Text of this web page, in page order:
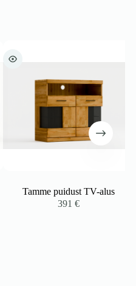
Tamme puidust TV-alus
391€